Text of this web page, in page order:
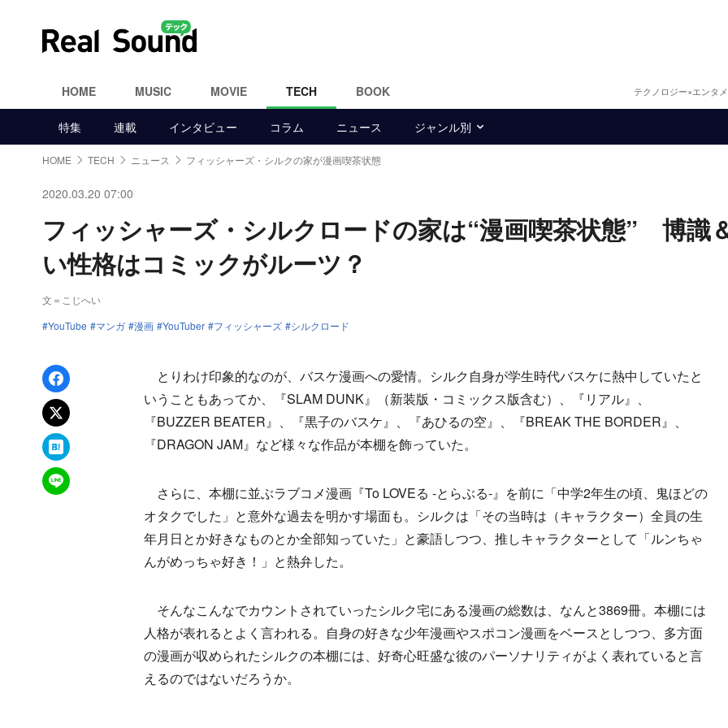
HOME MUSIC MOVIE TECH BOOK テクノロジー×エンタ
特集 連載 インタビュー コラム ニュース ジャンル別
HOME TECH ニュース フィッシャーズ・シルクの家が漫画喫茶状態
2020.03.20 07:00
フィッシャーズ・シルクロードの家は“漫画喫茶状態” 博識
い性格はコミックがルーツ？
文＝こじへい
YouTube
マンガ 漫画 YouTuber フィッシャーズ シルクロード
Facebookでシェア
xでポスト
はてなブックマーク
LINEで送る
とりわけ印象的なのが、バスケ漫画への愛情。シルク自身が学生時代バスケに熱中していたと
いうこともあってか、『SLAM DUNK』（新装版・コミックス版含む）、『リアル』、
『BUZZER BEATER』、『黒子のバスケ』、『あひるの空』、『BREAK THE BORDER』、
『DRAGON JAM』など様々な作品が本棚を飾っていた。
さらに、本棚に並ぶラブコメ漫画『To LOVEる -とらぶる-』を前に「中学2年生の頃、鬼ほどの
オタクでした」と意外な過去を明かす場面も。シルクは「その当時は（キャラクター）全員の生
年月日とか好きなものとか全部知っていた」と豪語しつつ、推しキャラクターとして「ルンちゃ
んがめっちゃ好き！」と熱弁した。
そんなこんなでカウントされていったシルク宅にある漫画の総数は、なんと3869冊。本棚には
人格が表れるとよく言われる。自身の好きな少年漫画やスポコン漫画をベースとしつつ、多方面
の漫画が収められたシルクの本棚には、好奇心旺盛な彼のパーソナリティがよく表れていると言
えるのではないだろうか。